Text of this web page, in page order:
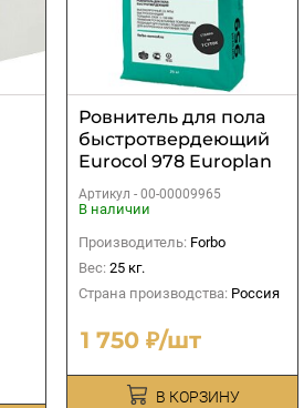
Ровнитель для пола
быстротвердеющий
Eurocol 978 Europlan
Neo 25 кг
Артикул - 00-00009965
В наличии
Производитель: Forbo
Вес: 25 кг.
Страна производства: Россия
1 750 ₽/шт
В КОРЗИНУ